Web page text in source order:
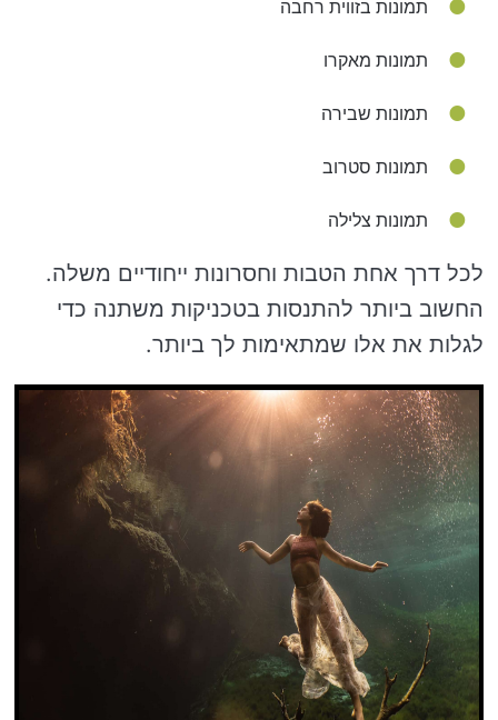
תמונות בזווית רחבה
תמונות מאקרו
תמונות שבירה
תמונות סטרוב
תמונות צלילה
לכל דרך אחת הטבות וחסרונות ייחודיים משלה.
החשוב ביותר להתנסות בטכניקות משתנה כדי
לגלות את אלו שמתאימות לך ביותר.